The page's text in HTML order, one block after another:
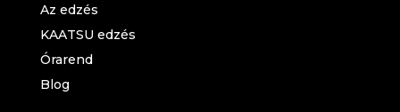
Az edzés
KAATSU edzés
Órarend
Blog